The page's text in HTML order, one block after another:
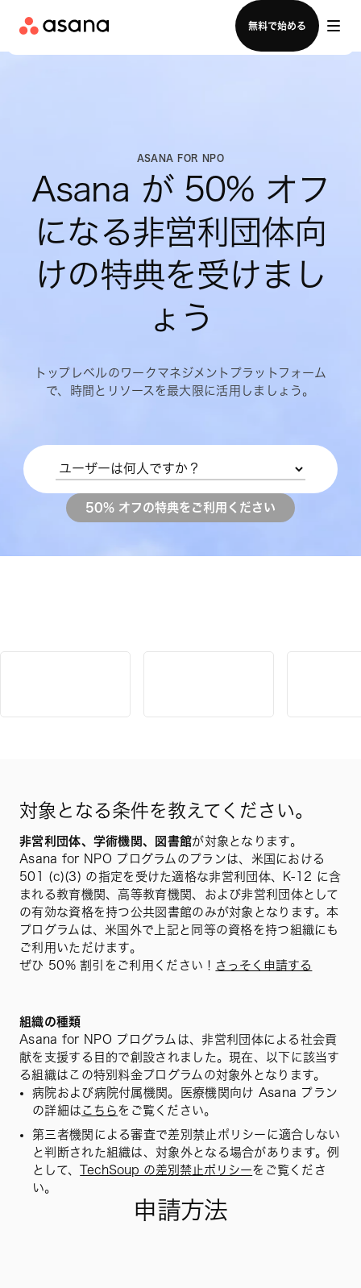
無料で始める
セールスチームに問い合わせる
ASANA FOR NPO
Asana が 50% オフ
になる非営利団体向
けの特典を受けまし
ょう
トップレベルのワークマネジメントプラットフォーム
で、時間とリソースを最大限に活用しましょう。
50% オフの特典をご利用ください
対象となる条件を教えてください。
非営利団体、学術機関、図書館が対象となります。
Asana for NPO プログラムのプランは、米国における
501 (c)(3) の指定を受けた適格な非営利団体、K-12 に含
まれる教育機関、高等教育機関、および非営利団体として
の有効な資格を持つ公共図書館のみが対象となります。本
プログラムは、米国外で上記と同等の資格を持つ組織にも
ご利用いただけます。
ぜひ 50% 割引をご利用ください！ さっそく申請する
組織の種類
Asana for NPO プログラムは、非営利団体による社会貢
献を支援する目的で創設されました。現在、以下に該当す
る組織はこの特別料金プログラムの対象外となります。
病院および病院付属機関。医療機関向け Asana プラン
の詳細は こちら をご覧ください。
第三者機関による審査で差別禁止ポリシーに適合しない
と判断された組織は、対象外となる場合があります。例
として、TechSoup の差別禁止ポリシーをご覧くださ
い。
申請方法